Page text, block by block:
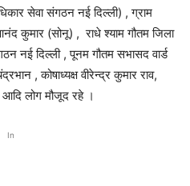
सेवा संगठन नई दिल्ली) , ग्राम
कुमार (सोनू) , राधे श्याम गौतम जिला
नई दिल्ली , पूनम गौतम सभासद वार्ड
, कोषाध्यक्ष वीरेन्द्र कुमार राव,
लोग मौजूद रहे ।
In